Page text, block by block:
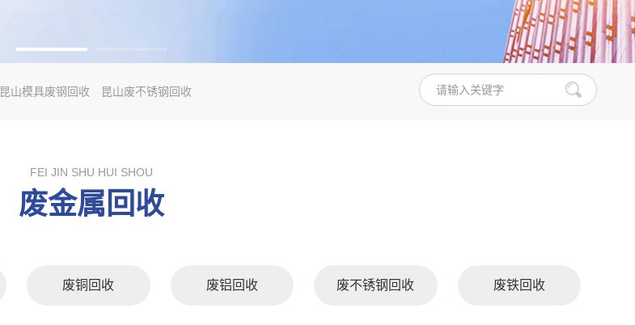
昆山模具废钢回收 昆山废不锈钢回收
FEI JIN SHU HUI SHOU
废金属回收
废铜回收 废铝回收 废不锈钢回收 废铁回收